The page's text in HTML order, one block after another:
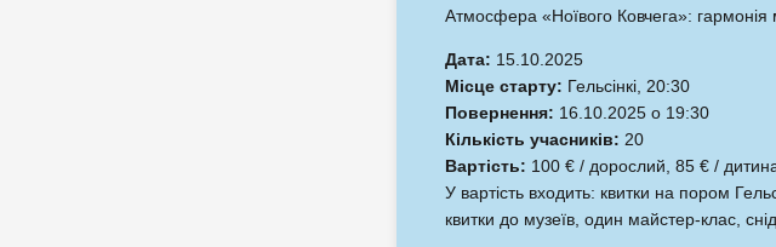
Атмосфера «Ноївого Ковчега»:
Дата: 15.10.2025
Місце старту: Гельсінкі, 20:30
Повернення: 16.10.2025 о 19:30
Кількість учасників: 20
Вартість: 100 € / дорослий, 85 € /
У вартість входить: квитки на пором
квитки до музеїв, один майстер-клас,